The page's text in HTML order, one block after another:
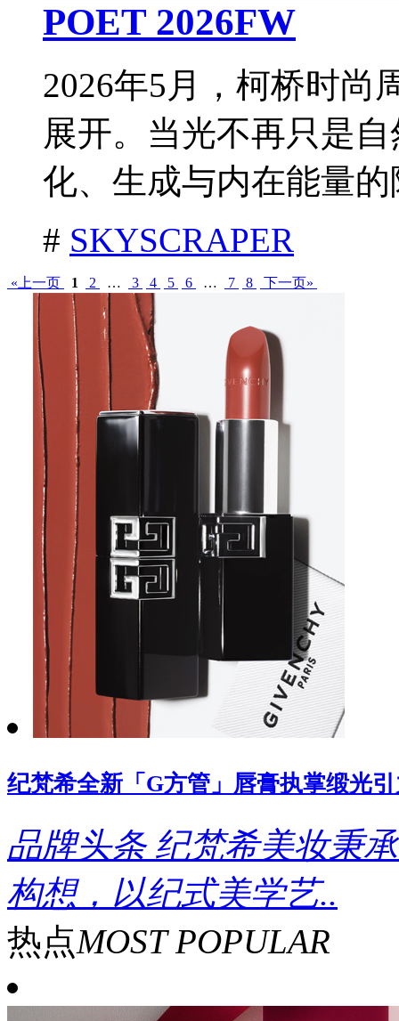
POET 2026FW
2026年5月，柯桥时尚
展开。当光不再只是
化、生成与内在能量的
# SKYSCRAPER
«上一页 1 2 … 3 4 5 6 … 7 8 下一页»
纪梵希全新「G方管」唇膏执掌缎光
品牌头条 纪梵希美妆秉
构想，以纪式美学艺..
热点MOST POPULAR